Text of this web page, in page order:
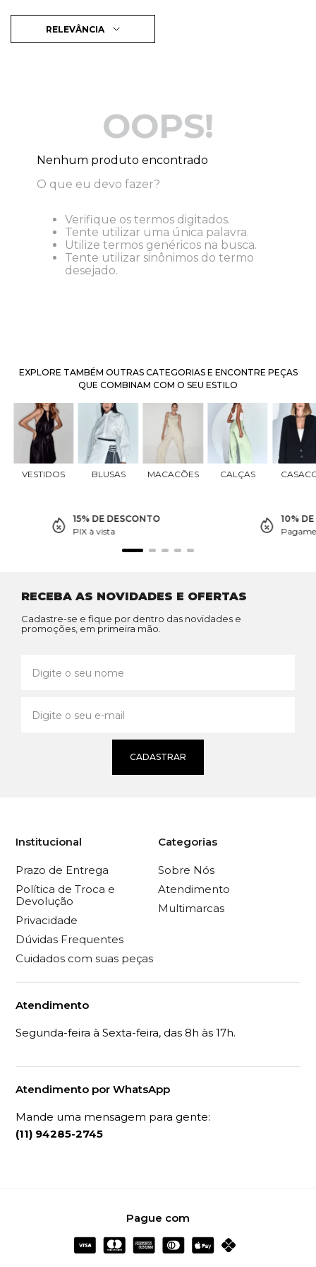
RELEVÂNCIA
OOPS!
Nenhum produto encontrado
O que eu devo fazer?
Verifique os termos digitados.
Tente utilizar uma única palavra.
Utilize termos genéricos na busca.
Tente utilizar sinônimos do termo
desejado.
EXPLORE TAMBÉM OUTRAS CATEGORIAS E ENCONTRE PEÇAS
QUE COMBINAM COM O SEU ESTILO
VESTIDOS BLUSAS MACACÕES CALÇAS
15% DE DESCONTO
PIX à vista
10%
RECEBA AS NOVIDADES E OFERTAS
Cadastre-se e fique por dentro das novidades e
promoções, em primeira mão.
CADASTRAR
Institucional
Prazo de Entrega
Política de Troca e
Devolução
Privacidade
Dúvidas Frequentes
Cuidados com suas peças
Categorias
Sobre Nós
Atendimento
Multimarcas
Atendimento
Segunda-feira à Sexta-feira, das 8h às 17h.
Atendimento por WhatsApp
Mande uma mensagem para gente:
(11) 94285-2745
Pague com